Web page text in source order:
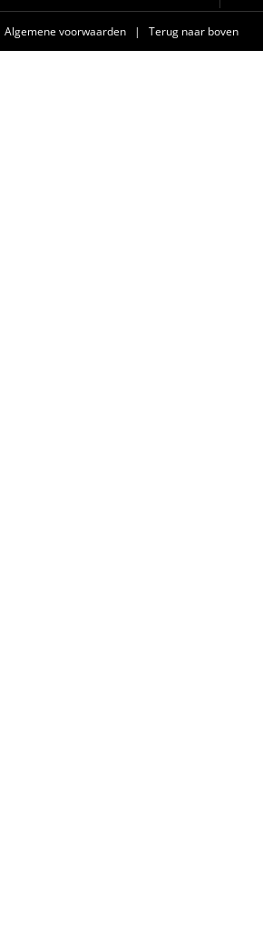
Algemene voorwaarden | Terug naar boven